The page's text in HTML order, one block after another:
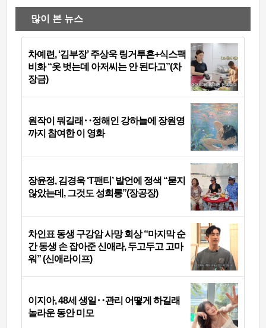
많이 본 뉴스
차예련, ‘김부장’ 주상욱 링거투혼+식스팩
비화 “옷 벗는데 아저씨는 안 된다고”(차
장금)
원작이 뭐길래‥정해인 강하늘에 장원영
까지 참여한 이 영화
장윤정, 김경욱 ‘T팬티’ 발언에 정색 “묻지
않았는데, 그것도 성희롱”(장공장)
차인표 동생 구강암 사망 회상 “마지막 순
간 동생 손 잡아준 신애라, 두고두고 고마
워” (신애라이프)
이지아, 48세 생일‥관리 어떻게 하길래
놀라운 동안 미모